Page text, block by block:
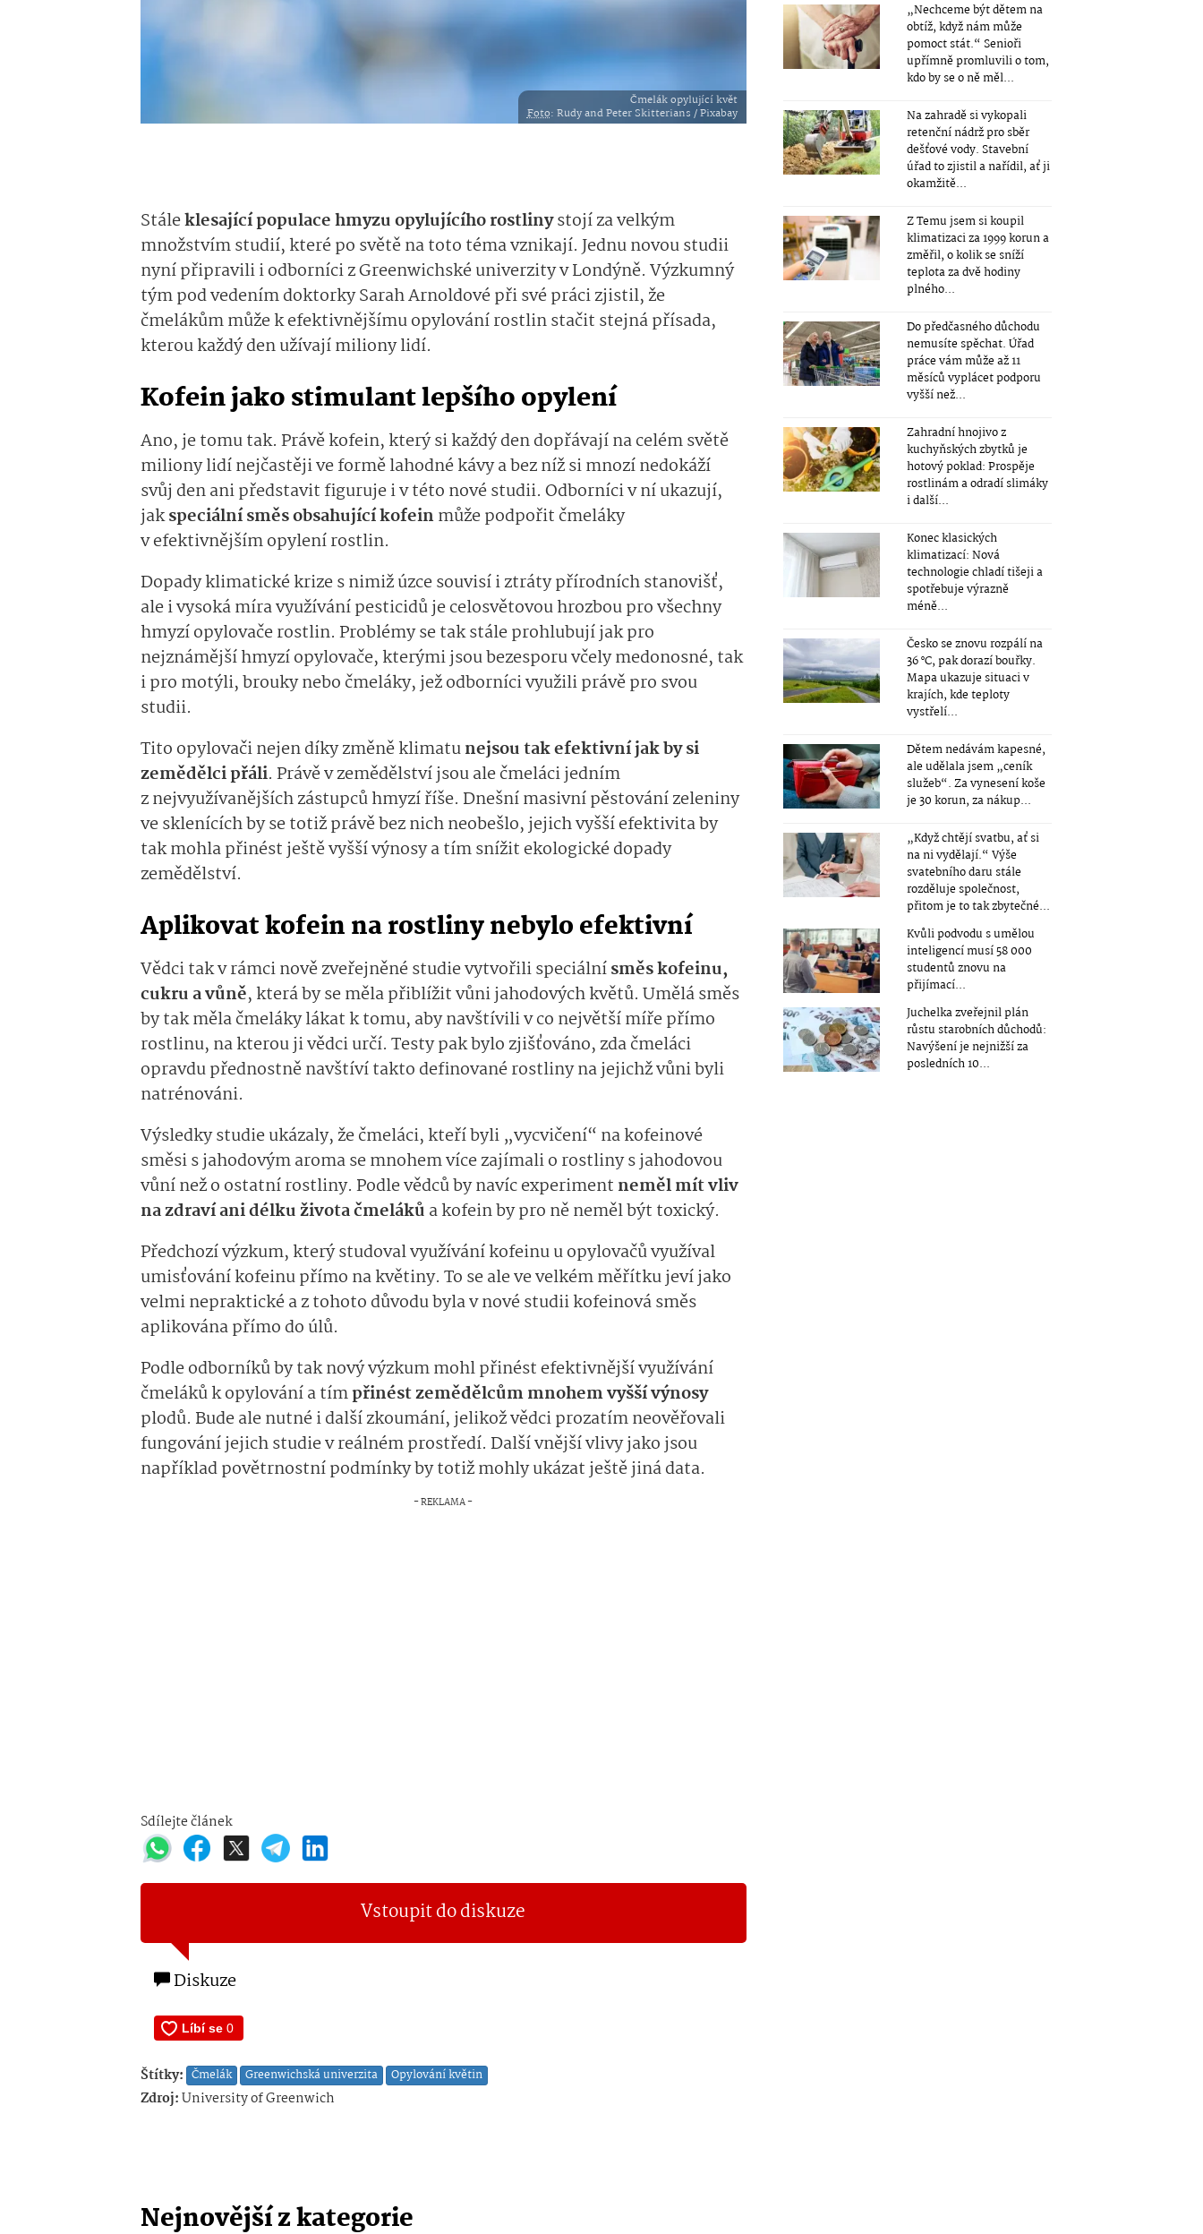
Čmelák opylující květ
Foto: Rudy and Peter Skitterians / Pixabay
Stáleklesající populace hmyzu opylujícího rostlinystojí za velkým
množstvím studií, které po světě na toto téma vznikají. Jednu novou studii
nyní připravili i odborníci z Greenwichské univerzity v Londýně. Výzkumný
tým pod vedením doktorky Sarah Arnoldové při své práci zjistil, že
čmelákům může k efektivnějšímu opylování rostlin stačit stejná přísada,
kterou každý den užívají miliony lidí.
Kofein jako stimulant lepšího opylení
Ano, je tomu tak. Právě kofein, který si každý den dopřávají na celém světě
miliony lidí nejčastěji ve formě lahodné kávy a bez níž si mnozí nedokáží
svůj den ani představit figuruje i v této nové studii. Odborníci v ní ukazují,
jakspeciální směs obsahující kofeinmůže podpořit čmeláky
v efektivnějším opylení rostlin.
Dopady klimatické krize s nimiž úzce souvisí i ztráty přírodních stanovišť,
ale i vysoká míra využívání pesticidů je celosvětovou hrozbou pro všechny
hmyzí opylovače rostlin. Problémy se tak stále prohlubují jak pro
nejznámější hmyzí opylovače, kterými jsou bezesporu včely medonosné, tak
i pro motýli, brouky nebo čmeláky, jež odborníci využili právě pro svou
studii.
Tito opylovači nejen díky změně klimatunejsou tak efektivní jak by si
zemědělci přáli. Právě v zemědělství jsou ale čmeláci jedním
z nejvyužívanějších zástupců hmyzí říše. Dnešní masivní pěstování zeleniny
ve sklenících by se totiž právě bez nich neobešlo, jejich vyšší efektivita by
tak mohla přinést ještě vyšší výnosy a tím snížit ekologické dopady
zemědělství.
Aplikovat kofein na rostliny nebylo efektivní
Vědci tak v rámci nově zveřejněné studie vytvořili speciálnísměs kofeinu,
cukru a vůně, která by se měla přiblížit vůni jahodových květů. Umělá směs
by tak měla čmeláky lákat k tomu, aby navštívili v co největší míře přímo
rostlinu, na kterou ji vědci určí. Testy pak bylo zjišťováno, zda čmeláci
opravdu přednostně navštíví takto definované rostliny na jejichž vůni byli
natrénováni.
Výsledky studie ukázaly, že čmeláci, kteří byli „vycvičení“ na kofeinové
směsi s jahodovým aroma se mnohem více zajímali o rostliny s jahodovou
vůní než o ostatní rostliny. Podle vědců by navíc experiment neměl mít vliv
na zdraví ani délku života čmeláků a kofein by pro ně neměl být toxický.
Předchozí výzkum, který studoval využívání kofeinu u opylovačů využíval
umisťování kofeinu přímo na květiny. To se ale ve velkém měřítku jeví jako
velmi nepraktické a z tohoto důvodu byla v nové studii kofeinová směs
aplikována přímo do úlů.
Podle odborníků by tak nový výzkum mohl přinést efektivnější využívání
čmeláků k opylování a tímpřinést zemědělcům mnohem vyšší výnosy
plodů. Bude ale nutné i další zkoumání, jelikož vědci prozatím neověřovali
fungování jejich studie v reálném prostředí. Další vnější vlivy jako jsou
například povětrnostní podmínky by totiž mohly ukázat ještě jiná data.
Sdílejte článek
Vstoupit do diskuze
Diskuze
Štítky: Čmelák Greenwichská univerzita Opylování květin
Zdroj:University of Greenwich
Nejnovější z kategorie
„Nechceme být dětem na
obtíž, když nám může
pomoct stát.“ Senioři
upřímně promluvili o tom,
kdo by se o ně měl...
Na zahradě si vykopali
retenční nádrž pro sběr
dešťové vody. Stavební
úřad to zjistil a nařídil, ať ji
okamžitě...
Z Temu jsem si koupil
klimatizaci za 1999 korun a
změřil, o kolik se sníží
teplota za dvě hodiny
plného...
Do předčasného důchodu
nemusíte spěchat. Úřad
práce vám může až 11
měsíců vyplácet podporu
vyšší než...
Zahradní hnojivo z
kuchyňských zbytků je
hotový poklad: Prospěje
rostlinám a odradí slimáky
i další...
Konec klasických
klimatizací: Nová
technologie chladí tišeji a
spotřebuje výrazně
méně...
Česko se znovu rozpálí na
36 °C, pak dorazí bouřky.
Mapa ukazuje situaci v
krajích, kde teploty
vystřelí...
Dětem nedávám kapesné,
ale udělala jsem „ceník
služeb“. Za vynesení koše
je 30 korun, za nákup...
„Když chtějí svatbu, ať si
na ni vydělají.“ Výše
svatebního daru stále
rozděluje společnost,
přitom je to tak zbytečné...
Kvůli podvodu s umělou
inteligencí musí 58 000
studentů znovu na
přijímací...
Juchelka zveřejnil plán
růstu starobních důchodů:
Navýšení je nejnižší za
posledních 10...